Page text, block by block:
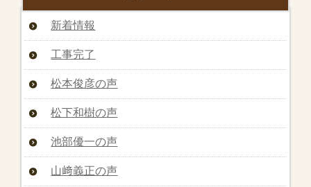
新着情報
工事完了
松本俊彦の声
松下和樹の声
池部優一の声
山﨑義正の声